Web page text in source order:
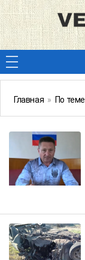
Главная » По теме